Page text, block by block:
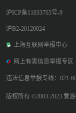
沪ICP备11033765号-9
沪B2-20120024
上海互联网举报中心
网上有害信息举报专区
违法信息举报专线：021-
版权所有 ©2003-2023 爱游